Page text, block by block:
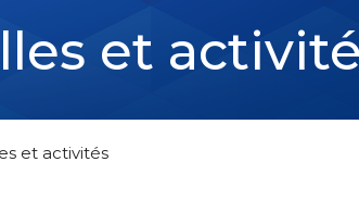
et
et activités